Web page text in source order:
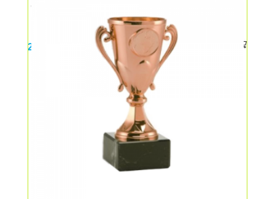
Cupa medie – argint
23,00